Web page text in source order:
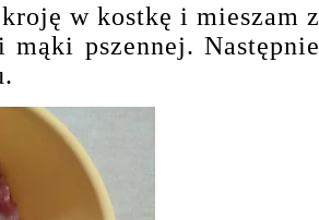
w kostkę i mieszam z
mąki pszennej. Następnie